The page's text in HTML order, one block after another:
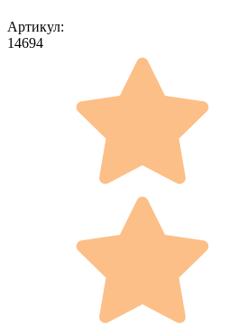
Артикул:
14694